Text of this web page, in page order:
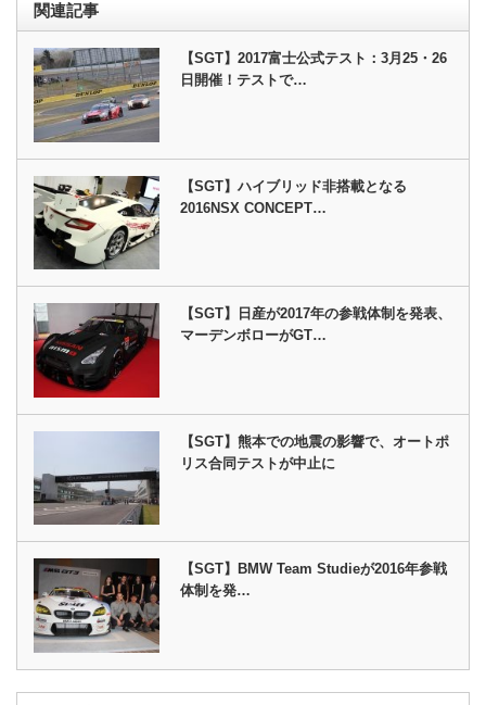
関連記事
【SGT】2017富士公式テスト：3月25・26
日開催！テストで…
【SGT】ハイブリッド非搭載となる
2016NSX CONCEPT…
【SGT】日産が2017年の参戦体制を発表、
マーデンボローがGT…
【SGT】熊本での地震の影響で、オートポ
リス合同テストが中止に
【SGT】BMW Team Studieが2016年参戦
体制を発…